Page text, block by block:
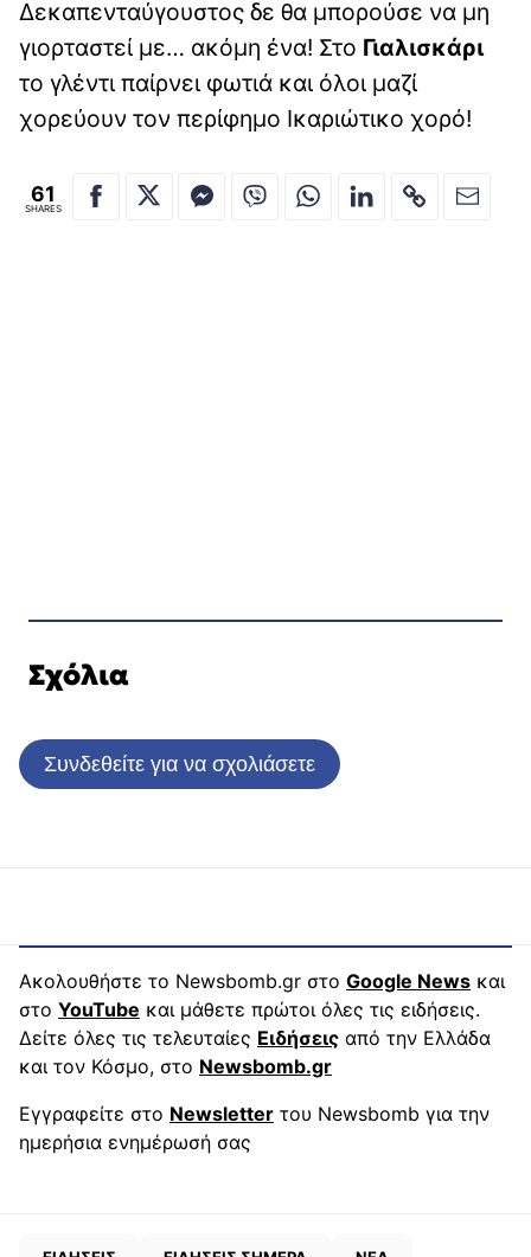
Δεκαπενταύγουστος δε θα μπορούσε να μη
γιορταστεί με… ακόμη ένα! Στο Γιαλισκάρι
το γλέντι παίρνει φωτιά και όλοι μαζί
χορεύουν τον περίφημο Ικαριώτικο χορό!
61
SHARES
Σχόλια
Συνδεθείτε για να σχολιάσετε
Ακολουθήστε το Newsbomb.gr στο Google News και
στο YouTube και μάθετε πρώτοι όλες τις ειδήσεις.
Δείτε όλες τις τελευταίες Ειδήσεις από την Ελλάδα
και τον Κόσμο, στο Newsbomb.gr
Εγγραφείτε στο Newsletter του Newsbomb για την
ημερήσια ενημέρωσή σας